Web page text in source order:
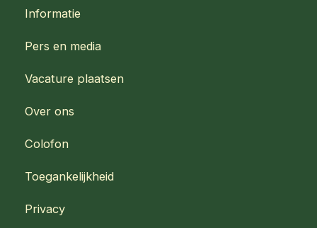
o
k
a
Informatie
Pers en media
Vacature plaatsen
Over ons
Colofon
Toegankelijkheid
Privacy